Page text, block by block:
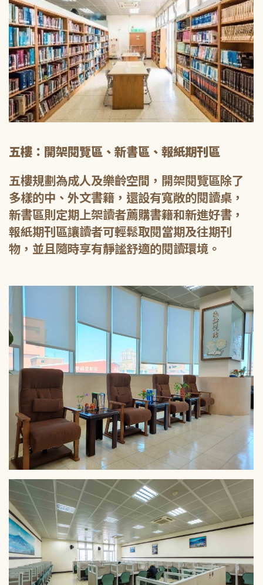
五樓：開架閱覽區、新書區、報紙期刊區
五樓規劃為成人及樂齡空間，開架閱覽區除了
多樣的中、外文書籍，還設有寬敞的閱讀桌，
新書區則定期上架讀者薦購書籍和新進好書，
報紙期刊區讓讀者可輕鬆取閱當期及往期刊
物，並且隨時享有靜謐舒適的閱讀環境。